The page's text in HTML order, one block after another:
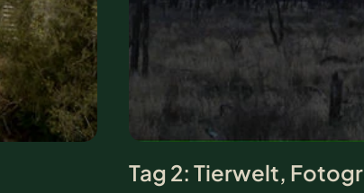
Tag 2: Tierwelt,